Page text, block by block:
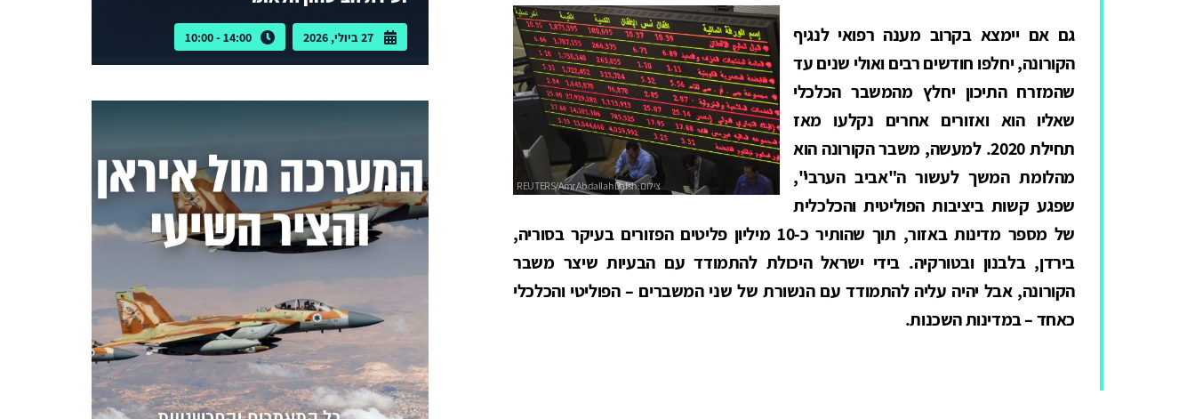
גם אם יימצא בקרוב מענה רפואי לנגיף
הקורונה, יחלפו חודשים רבים ואולי שנים עד
שהמזרח התיכון יחלץ מהמשבר הכלכלי
שאליו הוא ואזורים אחרים נקלעו מאז
תחילת 2020. למעשה, משבר הקורונה הוא
מהלומת המשך לעשור ה"אביב הערבי",
שפגע קשות ביציבות הפוליטית והכלכלית
של מספר מדינות באזור, תוך שהותיר כ-10 מיליון פליטים הפזורים בעיקר בסוריה,
בירדן, בלבנון ובטורקיה. בידי ישראל היכולת להתמודד עם הבעיות שיצר משבר
הקורונה, אבל יהיה עליה להתמודד עם הנשורת של שני המשברים – הפוליטי והכלכלי
כאחד – במדינות השכנות.
27 ביולי, 2026 14:00 - 10:00